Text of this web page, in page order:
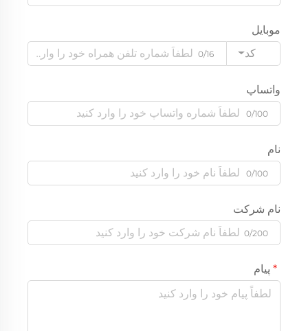
موبایل
کد
0/16
واتساپ
0/100
نام
0/100
نام شرکت
0/200
پیام